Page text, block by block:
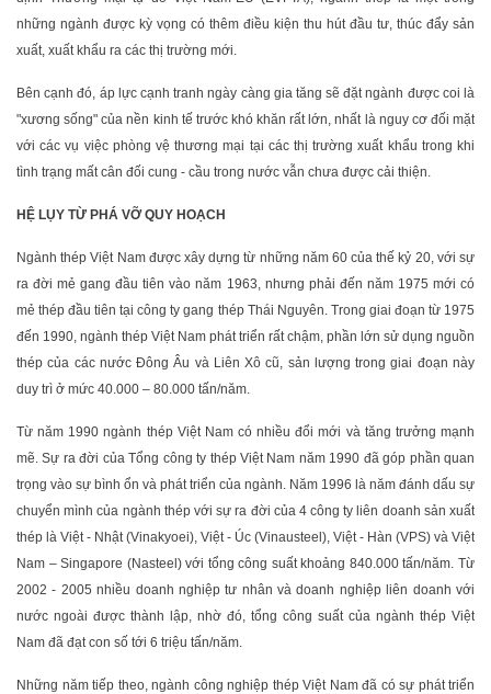
những ngành được kỳ vọng có thêm điều kiện thu hút đầu tư, thúc đẩy sản
xuất, xuất khẩu ra các thị trường mới.
Bên cạnh đó, áp lực cạnh tranh ngày càng gia tăng sẽ đặt ngành được coi là
"xương sống" của nền kinh tế trước khó khăn rất lớn, nhất là nguy cơ đối mặt
với các vụ việc phòng vệ thương mại tại các thị trường xuất khẩu trong khi
tình trạng mất cân đối cung - cầu trong nước vẫn chưa được cải thiện.
HỆ LỤY TỪ PHÁ VỠ QUY HOẠCH
Ngành thép Việt Nam được xây dựng từ những năm 60 của thế kỷ 20, với sự
ra đời mẻ gang đầu tiên vào năm 1963, nhưng phải đến năm 1975 mới có
mẻ thép đầu tiên tại công ty gang thép Thái Nguyên. Trong giai đoạn từ 1975
đến 1990, ngành thép Việt Nam phát triển rất chậm, phần lớn sử dụng nguồn
thép của các nước Đông Âu và Liên Xô cũ, sản lượng trong giai đoạn này
duy trì ở mức 40.000 – 80.000 tấn/năm.
Từ năm 1990 ngành thép Việt Nam có nhiều đổi mới và tăng trưởng mạnh
mẽ. Sự ra đời của Tổng công ty thép Việt Nam năm 1990 đã góp phần quan
trọng vào sự bình ổn và phát triển của ngành. Năm 1996 là năm đánh dấu sự
chuyển mình của ngành thép với sự ra đời của 4 công ty liên doanh sản xuất
thép là Việt - Nhật (Vinakyoei), Việt - Úc (Vinausteel), Việt - Hàn (VPS) và Việt
Nam – Singapore (Nasteel) với tổng công suất khoảng 840.000 tấn/năm. Từ
2002 - 2005 nhiều doanh nghiệp tư nhân và doanh nghiệp liên doanh với
nước ngoài được thành lập, nhờ đó, tổng công suất của ngành thép Việt
Nam đã đạt con số tới 6 triệu tấn/năm.
Những năm tiếp theo, ngành công nghiệp thép Việt Nam đã có sự phát triển